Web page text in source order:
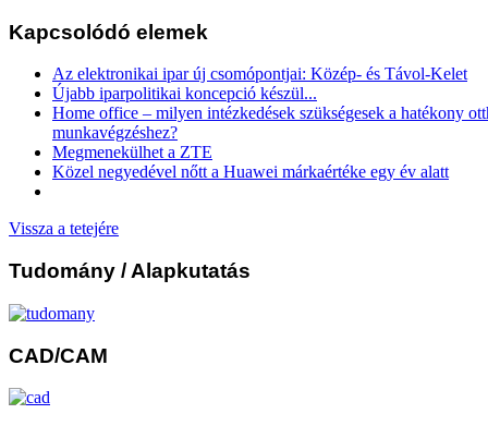
Kapcsolódó elemek
Az elektronikai ipar új csomópontjai: Közép- és Távol-Kelet
Újabb iparpolitikai koncepció készül...
Home office – milyen intézkedések szükségesek a hatékony
munkavégzéshez?
Megmenekülhet a ZTE
Közel negyedével nőtt a Huawei márkaértéke egy év alatt
Vissza a tetejére
Tudomány / Alapkutatás
CAD/CAM